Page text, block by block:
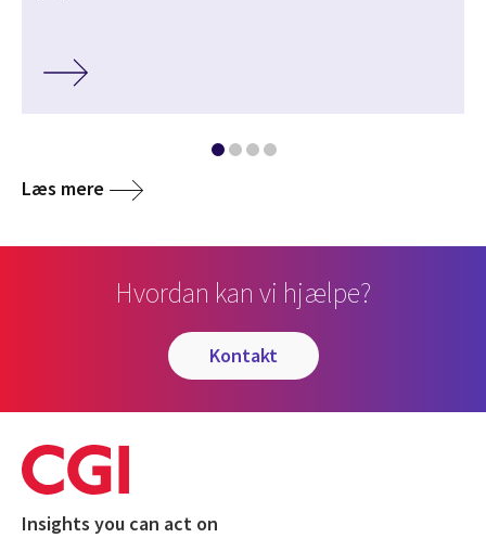
Læs mere
Hvordan kan vi hjælpe?
kontakt
Insights you can act on